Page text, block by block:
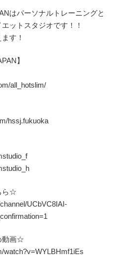
はパーソナルトレーニングと
ットスタジオです！！
す！
】
all_hotslim/
hssj.fukuoka
ら☆
UCbVC8IAI-
動画☆
watch?v=WYLBHmf1iEs